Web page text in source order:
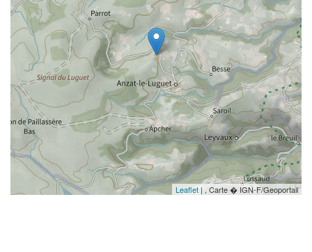
Leaflet| , Carte � IGN-F/Geoportail